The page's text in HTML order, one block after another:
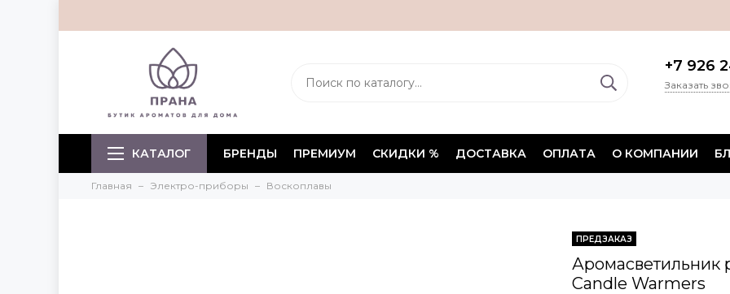
+7 926
Заказать
КАТАЛОГ БРЕНДЫ ПРЕМИУМ СКИДКИ % ДОСТАВКА ОПЛАТА О КОМПАНИИ
Главная Электро-приборы Воскоплавы
ПРЕДЗАКАЗ
Аромасветильник
Candle Warmers